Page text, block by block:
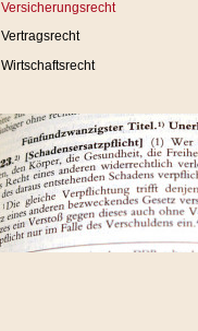
Versicherungsrecht
Vertragsrecht
Wirtschaftsrecht